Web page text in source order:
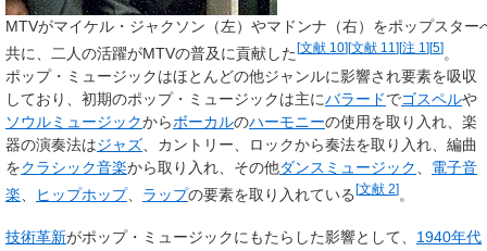
MTVがマイケル・ジャクソン（左）やマドンナ（右）をポップスター
共に、二人の活躍がMTVの普及に貢献した[文献 10][文献 11 ][注 1 ][5]。
ポップ・ミュージックはほとんどの他ジャンルに影響され要素を吸収
しており、初期のポップ・ミュージックは主にバラードでゴスペルや
ソウルミュージックからボーカルのハーモニーの使用を取り入れ、楽
器の演奏法はジャズ 、カントリー、ロックから奏法を取り入れ、編曲
をクラシック音楽から取り入れ、その他ダンスミュージック
電子音
楽
ヒップホップ、 ラップの要素を取り入れている[文献 2]。
技術革新がポップ・ミュージックにもたらした影響として、 1940年代